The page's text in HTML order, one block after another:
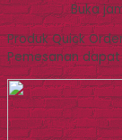
Buka
Produk Quick
Pemesanan